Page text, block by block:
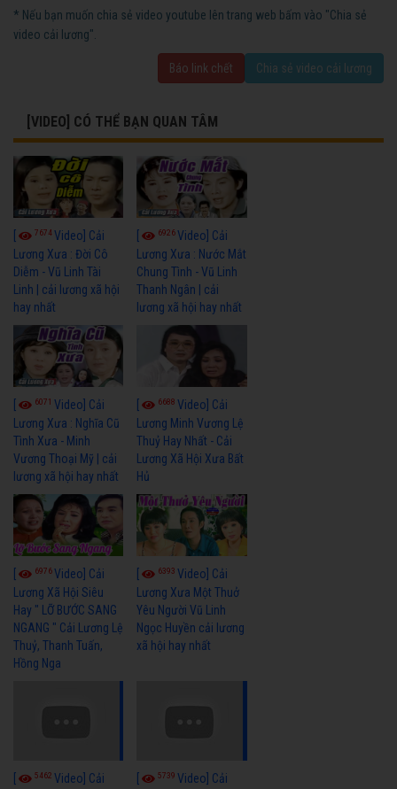
* Nếu bạn muốn chia sẻ video youtube lên trang web bấm vào "Chia sẻ
video cải lương".
Báo link chết Chia sẻ video cải lương
[VIDEO] CÓ THỂ BẠN QUAN TÂM
7674Video] Cải
Lương Xưa : Đời Cô
Diễm - Vũ Linh Tài
Linh | cải lương xã hội
hay nhất
6926Video] Cải
Lương Xưa : Nước Mắt
Chung Tình - Vũ Linh
Thanh Ngân | cải
lương xã hội hay nhất
6071 Video] Cải
Lương Xưa : Nghĩa Cũ
Tình Xưa - Minh
Vương Thoại Mỹ | cải
lương xã hội hay nhất
6688Video] Cải
Lương Minh Vương Lệ
Thuỷ Hay Nhất - Cải
Lương Xã Hội Xưa Bất
Hủ
6976Video] Cải
Lương Xã Hội Siêu
Hay " LỠ BƯỚC SANG
NGANG " Cải Lương Lệ
Thuỷ, Thanh Tuấn,
Hồng Nga
6393Video] Cải
Lương Xưa Một Thuở
Yêu Người Vũ Linh
Ngọc Huyền cải lương
xã hội hay nhất
5462 Video] Cải
5739Video] Cải